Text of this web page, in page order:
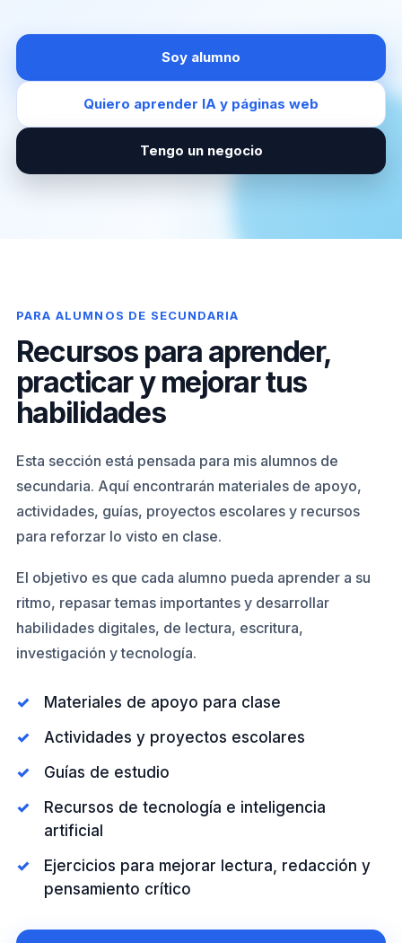
Soy alumno
Quiero aprender IA y páginas web
Tengo un negocio
PARA ALUMNOS DE SECUNDARIA
Recursos para aprender,
practicar y mejorar tus
habilidades
Esta sección está pensada para mis alumnos de
secundaria. Aquí encontrarán materiales de apoyo,
actividades, guías, proyectos escolares y recursos
para reforzar lo visto en clase.
El objetivo es que cada alumno pueda aprender a su
ritmo, repasar temas importantes y desarrollar
habilidades digitales, de lectura, escritura,
investigación y tecnología.
Materiales de apoyo para clase
Actividades y proyectos escolares
Guías de estudio
Recursos de tecnología e inteligencia
artificial
Ejercicios para mejorar lectura, redacción y
pensamiento crítico